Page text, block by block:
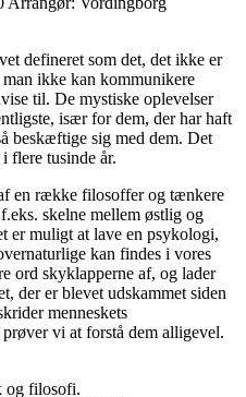
defineret som det, det ikke er
ikke kan kommunikere
til. De mystiske oplevelser
især for dem, der har haft
beskæftige sig med dem. Det
flere tusinde år.
en række filosoffer og tænkere
skelne mellem østlig og
er muligt at lave en psykologi,
kan findes i vores
ord skyklapperne af, og lader
der er blevet udskammet siden
menneskets
vi at forstå dem alligevel.